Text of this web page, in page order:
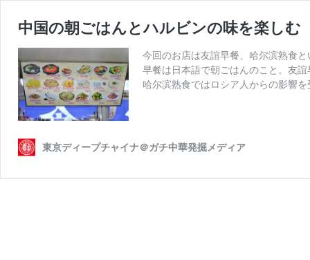
中国の朝ごはんとハルビンの味を楽し
今回のお店は友誼早餐、哈尔滨熟食
早餐は日本語で朝ごはんのこと。友
哈尔滨熟食ではロシア人からの影響
東京ディープチャイナ＠ガチ中華発掘メディア